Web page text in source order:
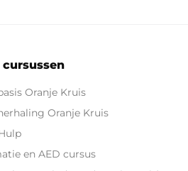
cursussen
Oranje Kruis
Oranje Kruis
en AED cursus